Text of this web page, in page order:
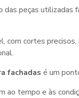
peças utilizadas
com cortes
fachadas é um
ao tempo e às